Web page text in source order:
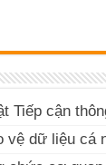
Tiếp cận
vệ dữ liệu cá